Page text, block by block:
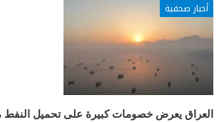
أخبار صحفية
العراق يعرض خصومات كبيرة على تحميل